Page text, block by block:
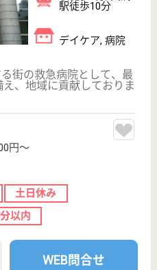
合せ
殿6-14-41
老人保健施
イケア, シ
トステイ,
、介護老
運営してい